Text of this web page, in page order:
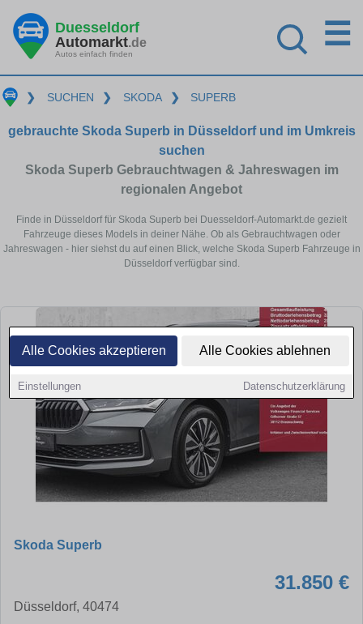
Alle Cookies akzeptieren Alle Cookies ablehnen
Einstellungen Datenschutzerklärung
Duesseldorf
Automarkt.de
Autos einfach finden
☰
❯ SUCHEN ❯ SKODA ❯ SUPERB
gebrauchte Skoda Superb in Düsseldorf und im Umkreis
suchen
Skoda Superb Gebrauchtwagen & Jahreswagen im
regionalen Angebot
Finde in Düsseldorf für Skoda Superb bei Duesseldorf-Automarkt.de gezielt
Fahrzeuge dieses Models in deiner Nähe. Ob als Gebrauchtwagen oder
Jahreswagen - hier siehst du auf einen Blick, welche Skoda Superb Fahrzeuge in
Düsseldorf verfügbar sind.
Skoda Superb
31.850 €
Düsseldorf, 40474